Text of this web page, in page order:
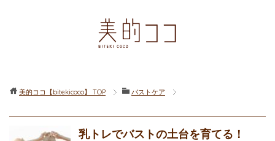
美的ココ【bitekicoco】 TOP バストケア
乳トレでバストの土台を育てる！